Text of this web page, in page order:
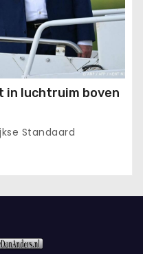
in luchtruim boven
Standaard